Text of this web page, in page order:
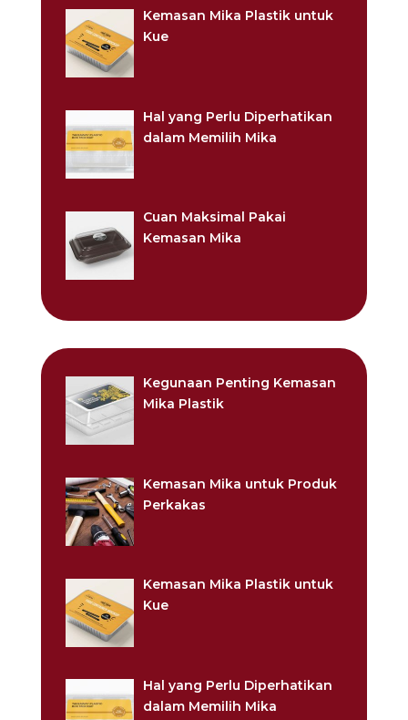
Kemasan Mika Plastik untuk
Kue
Hal yang Perlu Diperhatikan
dalam Memilih Mika
Cuan Maksimal Pakai
Kemasan Mika
Kegunaan Penting Kemasan
Mika Plastik
Kemasan Mika untuk Produk
Perkakas
Kemasan Mika Plastik untuk
Kue
Hal yang Perlu Diperhatikan
dalam Memilih Mika